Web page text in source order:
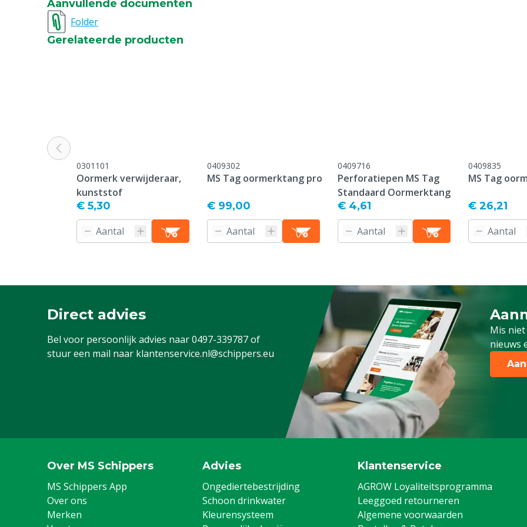
Bedrukking
Type sluiting pin
Kleur
Blauw
Nummerreeks
Aanvullende documenten
Folder
Gerelateerde producten
0301101
Oormerk verwijderaar,
kunststof
€ 5,30
0409302
MS Tag oormerktang pro
€ 99,00
0409716
Perforatiepen MS Tag
Standaard Oormerktang
€ 4,61
0409835
MS Tag
€ 26,21
Direct advies
Bel voor persoonlijk advies naar0497-339787of
stuur een mail naar klantenservice.nl@schippers.eu
Mis
nieuws
Schrijf
Over MS Schippers
MS Schippers App
Over ons
Merken
Advies
Ongediertebestrijding
Schoon drinkwater
Kleurensysteem
Klantenservice
AGROW Loyaliteitsprogramma
Leeggoed retourneren
Algemene voorwaarden